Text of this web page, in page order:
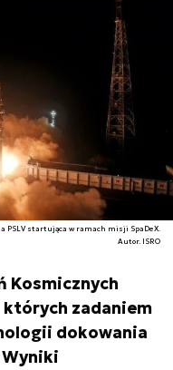
PSLV startująca w ramach misji SpaDeX.
Autor. ISRO
Kosmicznych
zadaniem
dokowania